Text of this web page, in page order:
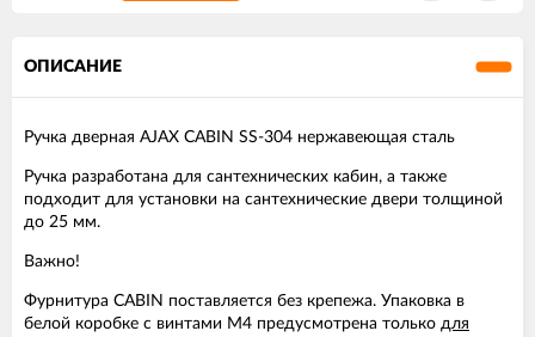
ОПИСАНИЕ
Ручка дверная AJAX CABIN SS-304 нержавеющая сталь
Ручка разработана для сантехнических кабин, а также
подходит для установки на сантехнические двери толщиной
до 25 мм.
Важно!
Фурнитура CABIN поставляется без крепежа. Упаковка в
белой коробке с винтами M4 предусмотрена только для